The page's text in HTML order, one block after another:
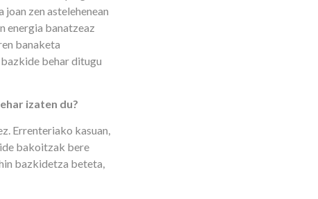
zen astelehenean
energia banatzeaz
banaketa
behar ditugu
izaten du?
Errenteriako kasuan,
bakoitzak bere
bazkidetza beteta,